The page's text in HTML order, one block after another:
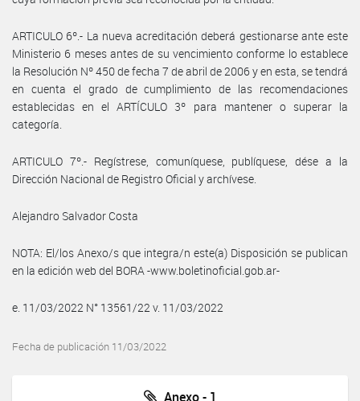
ARTICULO 6º.- La nueva acreditación deberá gestionarse ante este
Ministerio 6 meses antes de su vencimiento conforme lo establece
la Resolución Nº 450 de fecha 7 de abril de 2006 y en esta, se tendrá
en cuenta el grado de cumplimiento de las recomendaciones
establecidas en el ARTÍCULO 3º para mantener o superar la
categoría.
ARTICULO 7º.- Regístrese, comuníquese, publíquese, dése a la
Dirección Nacional de Registro Oficial y archívese.
Alejandro Salvador Costa
NOTA: El/los Anexo/s que integra/n este(a) Disposición se publican
en la edición web del BORA -www.boletinoficial.gob.ar-
e. 11/03/2022 N° 13561/22 v. 11/03/2022
Fecha de publicación 11/03/2022
Anexo - 1